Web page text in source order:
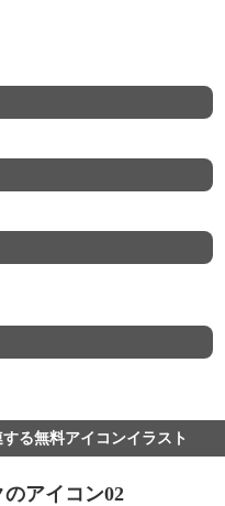
る無料アイコンイラスト
アイコン02